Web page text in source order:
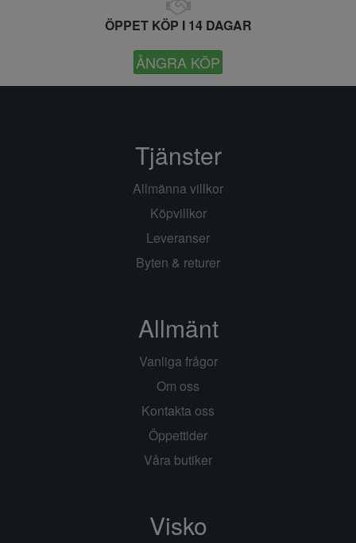
ÖPPET KÖP I 14 DAGAR
ÅNGRA KÖP
Tjänster
Allmänna villkor
Köpvillkor
Leveranser
Byten & returer
Allmänt
Vanliga frågor
Om oss
Kontakta oss
Öppettider
Våra butiker
Visko